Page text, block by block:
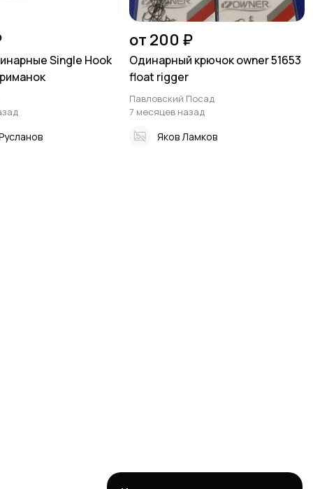
Single Hook
от 200 ₽
Одинарный крючок owner 51653
float rigger
Павловский Посад
7 месяцев назад
Яков Ламков